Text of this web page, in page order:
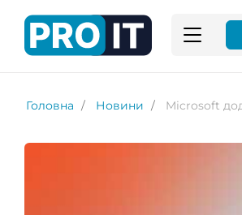
Головна Новини